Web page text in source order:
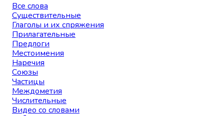
Все слова
Существительные
Глаголы и их спряжения
Прилагательные
Предлоги
Местоимения
Наречия
Союзы
Частицы
Междометия
Числительные
Видео со словами